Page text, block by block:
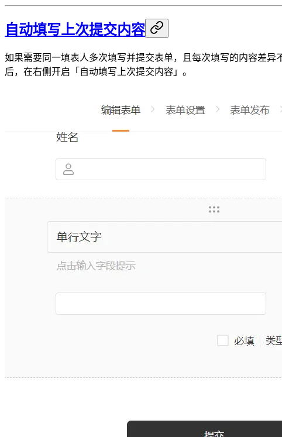
自动填写上次提交内容
如果需要同一填表人多次填写并提交表单，且每次填写的内容差
后，在右侧开启「自动填写上次提交内容」。